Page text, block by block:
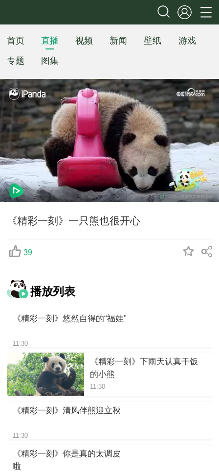
首页 直播 视频 新闻 壁纸
游戏
专题
图集
《精彩一刻》一只熊也很开心
39
播放列表
《精彩一刻》悠然自得的“福娃”
11:30
《精彩一刻》下雨天认真干饭
的小熊
11:30
《精彩一刻》清风伴熊迎立秋
11:30
《精彩一刻》你是真的太调皮
啦